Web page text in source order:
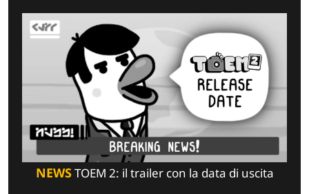
NEWSTOEM 2: il trailer con la data di uscita